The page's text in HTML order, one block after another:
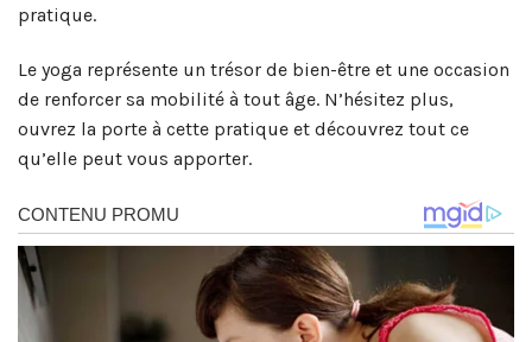
pratique.
Le yoga représente un trésor de bien-être et une occasion
de renforcer sa mobilité à tout âge. N’hésitez plus,
ouvrez la porte à cette pratique et découvrez tout ce
qu’elle peut vous apporter.